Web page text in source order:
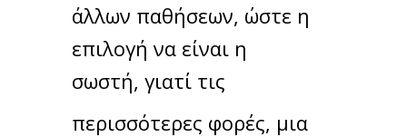
άλλων παθήσεων, ώστε η
επιλογή να είναι η
σωστή, γιατί τις
περισσότερες φορές, μια